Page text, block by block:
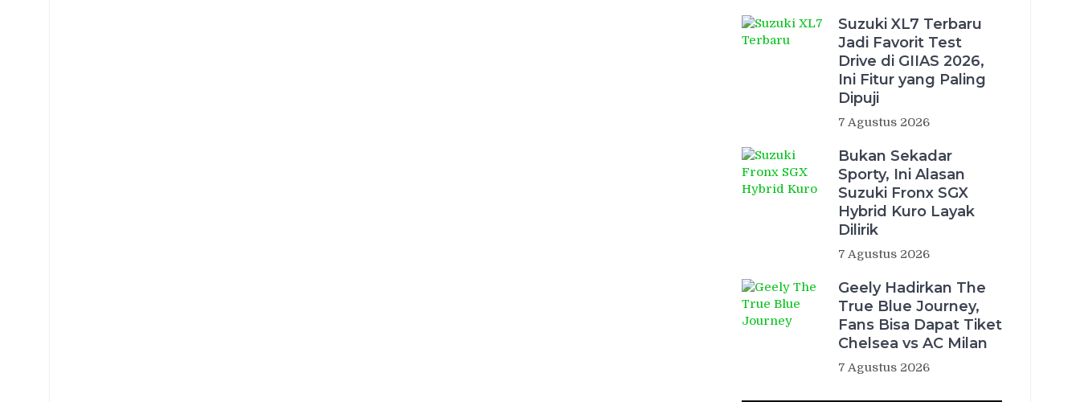
Suzuki XL7 Terbaru
Jadi Favorit Test
Drive di GIIAS 2026,
Ini Fitur yang Paling
Dipuji
7 Agustus 2026
Bukan Sekadar
Sporty, Ini Alasan
Suzuki Fronx SGX
Hybrid Kuro Layak
Dilirik
7 Agustus 2026
Geely Hadirkan The
True Blue Journey,
Fans Bisa Dapat Tiket
Chelsea vs AC Milan
7 Agustus 2026